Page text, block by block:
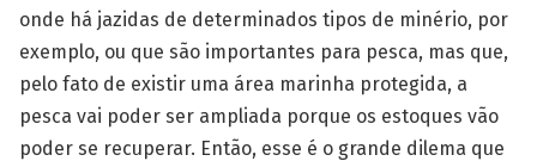
onde há jazidas de determinados tipos de minério, por
exemplo, ou que são importantes para pesca, mas que,
pelo fato de existir uma área marinha protegida, a
pesca vai poder ser ampliada porque os estoques vão
poder se recuperar. Então, esse é o grande dilema que